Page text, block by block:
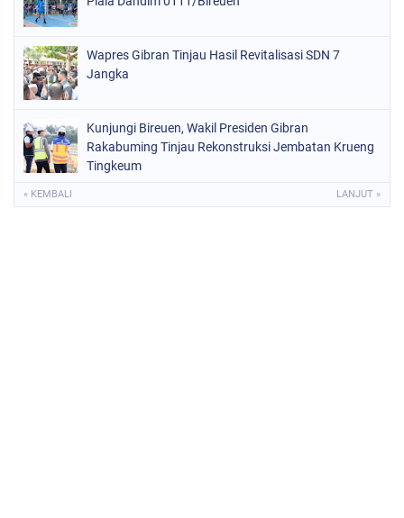
Wapres Gibran Tinjau Hasil Revitalisasi SDN 7
Jangka
Kunjungi Bireuen, Wakil Presiden Gibran
Rakabuming Tinjau Rekonstruksi Jembatan Krueng
Tingkeum
« KEMBALI LANJUT »